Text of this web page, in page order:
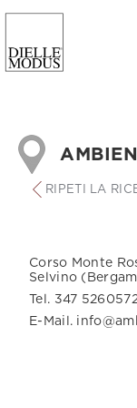
RIPETI LA
Corso Monte
Selvino
Tel. 347
E-Mail.